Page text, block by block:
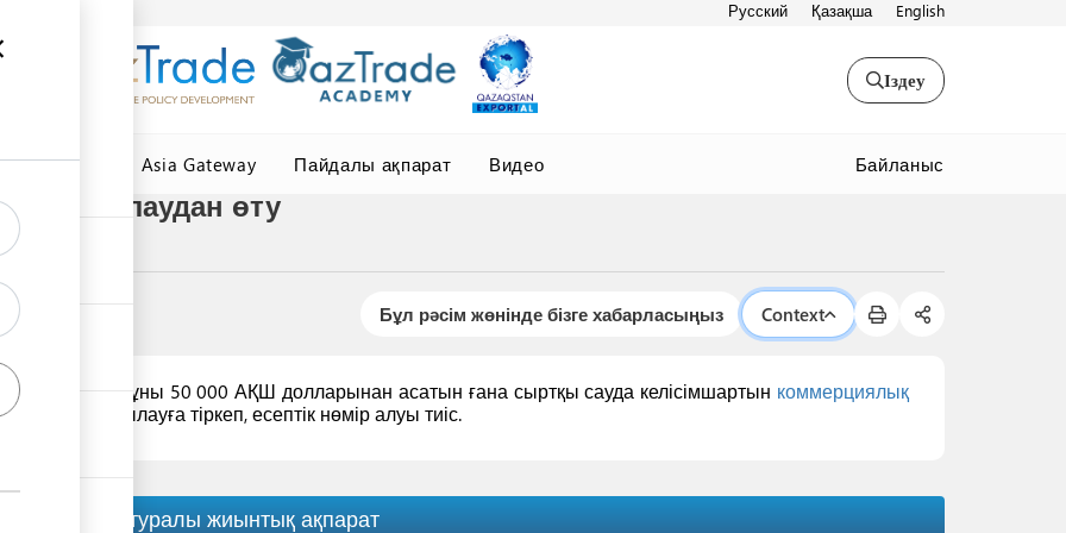
Русский Қазақша English
Іздеу
Central Asia Gateway Пайдалы ақпарат Видео Байланыс
бақылаудан өту
Бұл рәсім жөнінде бізге хабарласыңыз Context
төлеу үшін құны 50 000 АҚШ долларынан асатын ғана сыртқы сауда келісімшартын коммерциялық
бақылауға тіркеп, есептік нөмір алуы тиіс.
Рәсім туралы жиынтық ақпарат